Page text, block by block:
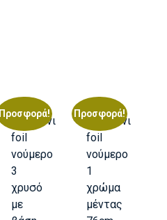
Προσφορά! Προσφορά!